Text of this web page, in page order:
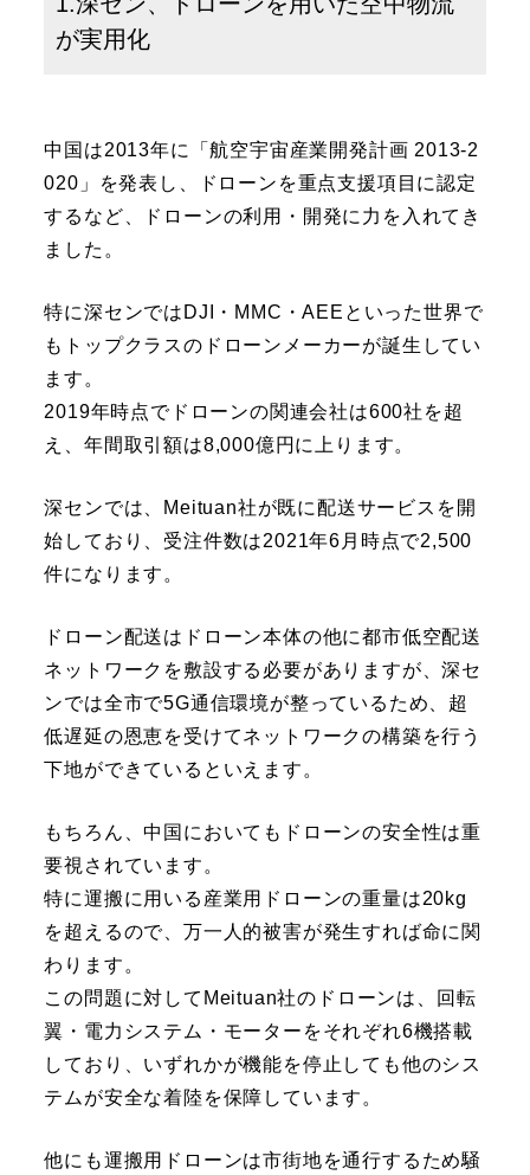
が実用化
中国は2013年に「航空宇宙産業開発計画 2013-2
020」を発表し、ドローンを重点支援項目に認定
するなど、ドローンの利用・開発に力を入れてき
ました。
特に深センではDJI・MMC・AEEといった世界で
もトップクラスのドローンメーカーが誕生してい
ます。
2019年時点でドローンの関連会社は600社を超
え、年間取引額は8,000億円に上ります。
深センでは、Meituan社が既に配送サービスを開
始しており、受注件数は2021年6月時点で2,500
件になります。
ドローン配送はドローン本体の他に都市低空配送
ネットワークを敷設する必要がありますが、深セ
ンでは全市で5G通信環境が整っているため、超
低遅延の恩恵を受けてネットワークの構築を行う
下地ができているといえます。
もちろん、中国においてもドローンの安全性は重
要視されています。
特に運搬に用いる産業用ドローンの重量は20kg
を超えるので、万一人的被害が発生すれば命に関
わります。
この問題に対してMeituan社のドローンは、回転
翼・電力システム・モーターをそれぞれ6機搭載
しており、いずれかが機能を停止しても他のシス
テムが安全な着陸を保障しています。
他にも運搬用ドローンは市街地を通行するため騒